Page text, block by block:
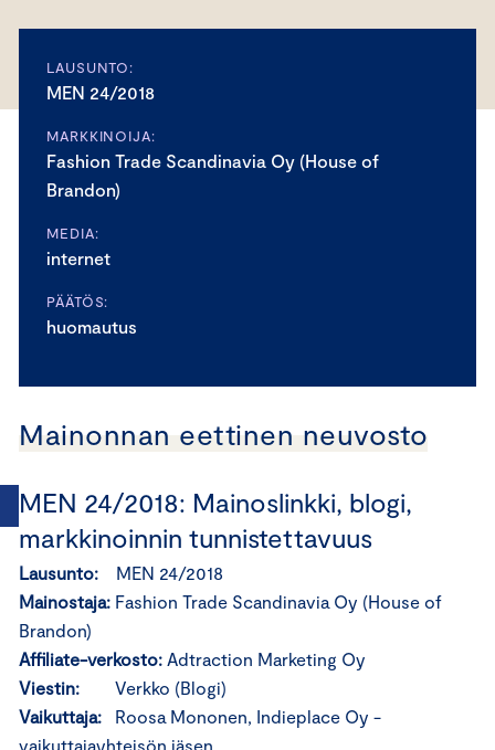
LAUSUNTO:
MEN 24/2018
MARKKINOIJA:
Fashion Trade Scandinavia Oy (House of
Brandon)
MEDIA:
internet
PÄÄTÖS:
huomautus
Mainonnan eettinen neuvosto
MEN 24/2018: Mainoslinkki, blogi,
markkinoinnin tunnistettavuus
Lausunto: MEN 24/2018
Mainostaja: Fashion Trade Scandinavia Oy (House of
Brandon)
Affiliate-verkosto: Adtraction Marketing Oy
Viestin:
Verkko (Blogi)
Vaikuttaja: Roosa Mononen, Indieplace Oy -
vaikuttajayhteisön jäsen